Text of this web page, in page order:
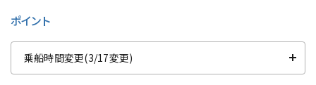
ポイント
乗船時間変更(3/17変更)